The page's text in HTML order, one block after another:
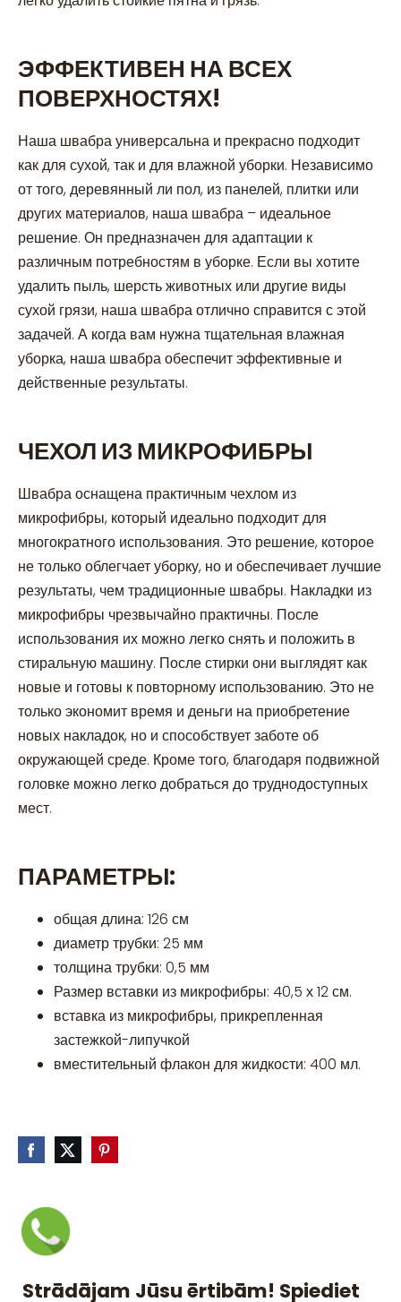
Strādājam Jūsu ērtibām! Spiediet
ЭФФЕКТИВЕН НА ВСЕХ
ПОВЕРХНОСТЯХ!
Наша швабра универсальна и прекрасно подходит
как для сухой, так и для влажной уборки. Независимо
от того, деревянный ли пол, из панелей, плитки или
других материалов, наша швабра – идеальное
решение. Он предназначен для адаптации к
различным потребностям в уборке. Если вы хотите
удалить пыль, шерсть животных или другие виды
сухой грязи, наша швабра отлично справится с этой
задачей. А когда вам нужна тщательная влажная
уборка, наша швабра обеспечит эффективные и
действенные результаты.
ЧЕХОЛ ИЗ МИКРОФИБРЫ
Швабра оснащена практичным чехлом из
микрофибры, который идеально подходит для
многократного использования. Это решение, которое
не только облегчает уборку, но и обеспечивает лучшие
результаты, чем традиционные швабры. Накладки из
микрофибры чрезвычайно практичны. После
использования их можно легко снять и положить в
стиральную машину. После стирки они выглядят как
новые и готовы к повторному использованию. Это не
только экономит время и деньги на приобретение
новых накладок, но и способствует заботе об
окружающей среде. Кроме того, благодаря подвижной
головке можно легко добраться до труднодоступных
мест.
ПАРАМЕТРЫ:
общая длина: 126 см
диаметр трубки: 25 мм
толщина трубки: 0,5 мм
Размер вставки из микрофибры: 40,5 х 12 см.
вставка из микрофибры, прикрепленная
застежкой-липучкой
вместительный флакон для жидкости: 400 мл.